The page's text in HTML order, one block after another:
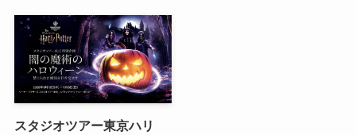
スタジオツアー東京ハリ